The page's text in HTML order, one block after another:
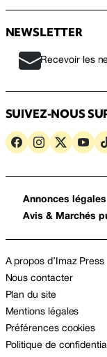
NEWSLETTER
Recevoir les
SUIVEZ-NOUS
Annonces légales
Avis & Marchés
A propos d’Imaz Press
Nous contacter
Plan du site
Mentions légales
Préférences cookies
Politique de